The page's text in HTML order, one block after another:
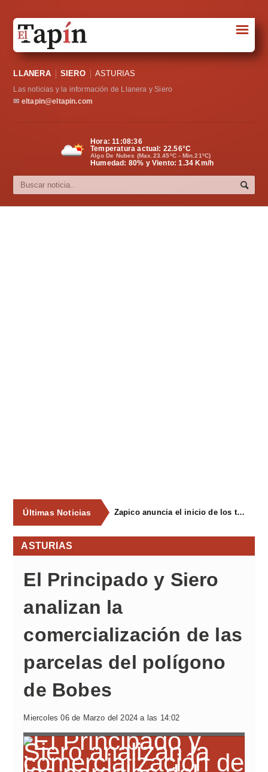
Sociedad
Política
Cultura
☰
LLANERA SIERO ASTURIAS
Las noticias y la información de Llanera y Siero
✉ eltapin@eltapin.com
Hora:11:08:36
Temperatura actual: 22.56°C
Algo De Nubes (Max.23.45ºC - Min.21ºC)
Humedad: 80% y Viento: 1.34 Km/h
Últimas Noticias Zapico anuncia el inicio de los trámites para declarar Pola Siero y Lugones zonas de mercado residencial tensionado
ASTURIAS
El Principado y Siero
analizan la
comercialización de las
parcelas del polígono
de Bobes
Miercoles 06 de Marzo del 2024 a las 14:02